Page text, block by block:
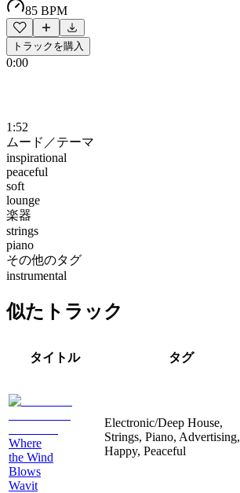
85 BPM
トラックを購入
0:00
1:52
ムード／テーマ
inspirational
peaceful
soft
lounge
楽器
strings
piano
その他のタグ
instrumental
似たトラック
タイトル タグ
Where
the Wind
Blows
Wavit
Electronic/Deep House,
Strings, Piano, Advertising,
Happy, Peaceful